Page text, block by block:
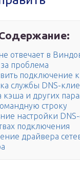
отвечает в
проблема
подключение
службы DNS-
кэша и других
строку
настройки
подключения
драйвера